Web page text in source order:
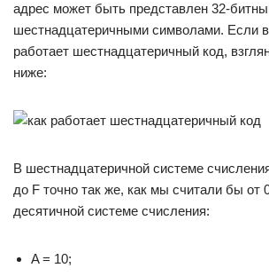
адрес может быть представлен 32-
шестнадцатеричными символами. Если
работает шестнадцатеричный код,
ниже:
В шестнадцатеричной системе
до F точно так же, как мы считали бы от
десятичной системе счисления:
A = 10;